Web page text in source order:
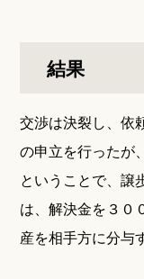
結果
交渉は決裂し、依
の申立を行ったが
ということで、譲
は、解決金を３０
産を相手方に分与